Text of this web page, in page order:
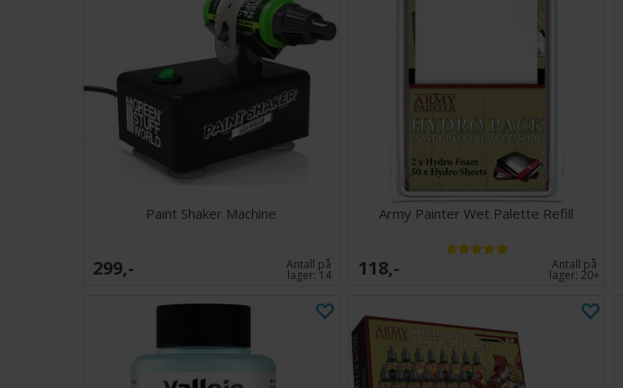
Paint Shaker Machine
299,- Antall på
lager: 14
Army Painter Wet Palette Refill
118,- Antall på
lager:20+